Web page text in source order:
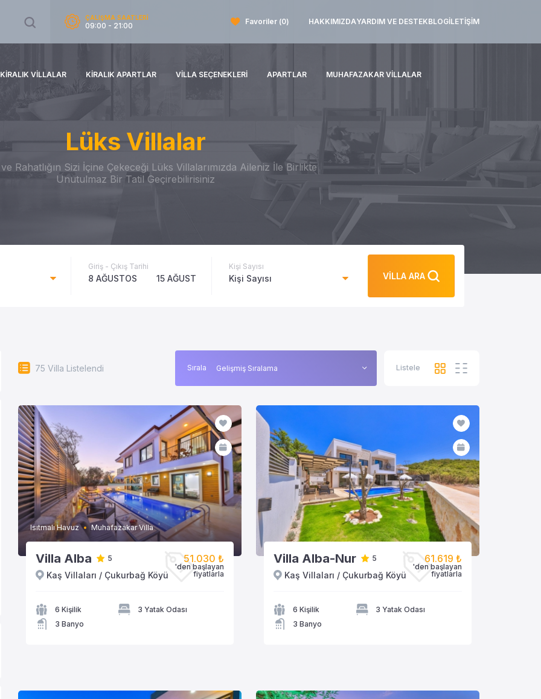
ÇALIŞMA SAATLERİ
09:00 - 21:00 Favoriler (0) HAKKIMIZDAYARDIM VE DESTEKBLOGİLETIŞIM
KIRALIK VILLALAR KIRALIK APARTLAR VILLA SEÇENEKLERI APARTLAR MUHAFAZAKAR VILLALAR
Lüks Villalar
Rahatlığın Sizi İçine Çekeceği Lüks Villalarımızda Aileniz İle Birlikte
Unutulmaz Bir Tatil Geçirebilirisiniz
Giriş - Çıkış Tarihi
8 AĞUSTOS 15 AĞUSTOS
Kişi Sayısı
Kişi Sayısı VİLLA ARA
75 Villa Listelendi Sırala Listele
Isıtmalı Havuz Muhafazakar Villa
Villa Alba 5
Kaş Villaları / Çukurbağ Köyü
51.030 ₺
'den başlayan
fiyatlarla
6 Kişilik
3 Yatak Odası
3 Banyo
VİLLAYA GÖZAT
Villa Alba-Nur 5
Kaş Villaları / Çukurbağ Köyü
61.619 ₺
'den başlayan
fiyatlarla
6 Kişilik
3 Yatak Odası
3 Banyo
VİLLAYA GÖZAT